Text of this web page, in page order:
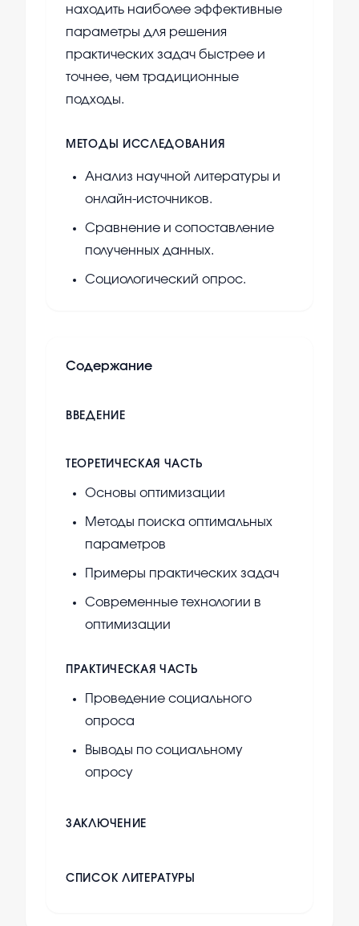
находить наиболее эффективные
параметры для решения
практических задач быстрее и
точнее, чем традиционные
подходы.
МЕТОДЫ ИССЛЕДОВАНИЯ
Анализ научной литературы и
онлайн-источников.
Сравнение и сопоставление
полученных данных.
Социологический опрос.
Содержание
ВВЕДЕНИЕ
ТЕОРЕТИЧЕСКАЯ ЧАСТЬ
Основы оптимизации
Методы поиска оптимальных
параметров
Примеры практических задач
Современные технологии в
оптимизации
ПРАКТИЧЕСКАЯ ЧАСТЬ
Проведение социального
опроса
Выводы по социальному
опросу
ЗАКЛЮЧЕНИЕ
СПИСОК ЛИТЕРАТУРЫ